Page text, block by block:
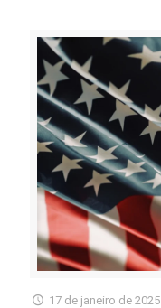
17 de janeiro de 2025